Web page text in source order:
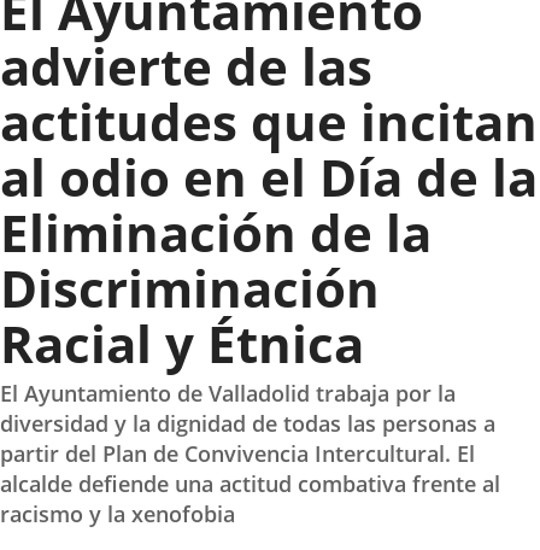
advierte de las
actitudes que incitan
al odio en el Día de la
Eliminación de la
Discriminación
Racial y Étnica
El Ayuntamiento de Valladolid trabaja por la
diversidad y la dignidad de todas las personas a
partir del Plan de Convivencia Intercultural. El
alcalde defiende una actitud combativa frente al
racismo y la xenofobia